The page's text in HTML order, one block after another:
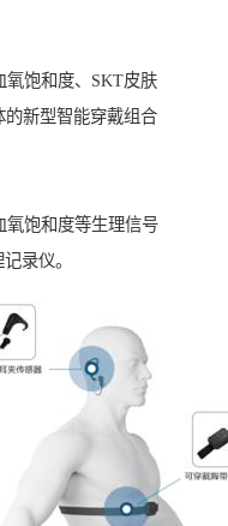
氧饱和度、SKT皮肤
新型智能穿戴组合
氧饱和度等生理信号
录仪。